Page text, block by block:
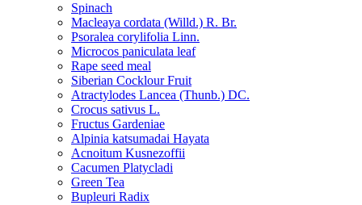
Spinach
Macleaya cordata (Willd.) R. Br.
Psoralea corylifolia Linn.
Microcos paniculata leaf
Rape seed meal
Siberian Cocklour Fruit
Atractylodes Lancea (Thunb.) DC.
Crocus sativus L.
Fructus Gardeniae
Alpinia katsumadai Hayata
Acnoitum Kusnezoffii
Cacumen Platycladi
Green Tea
Bupleuri Radix